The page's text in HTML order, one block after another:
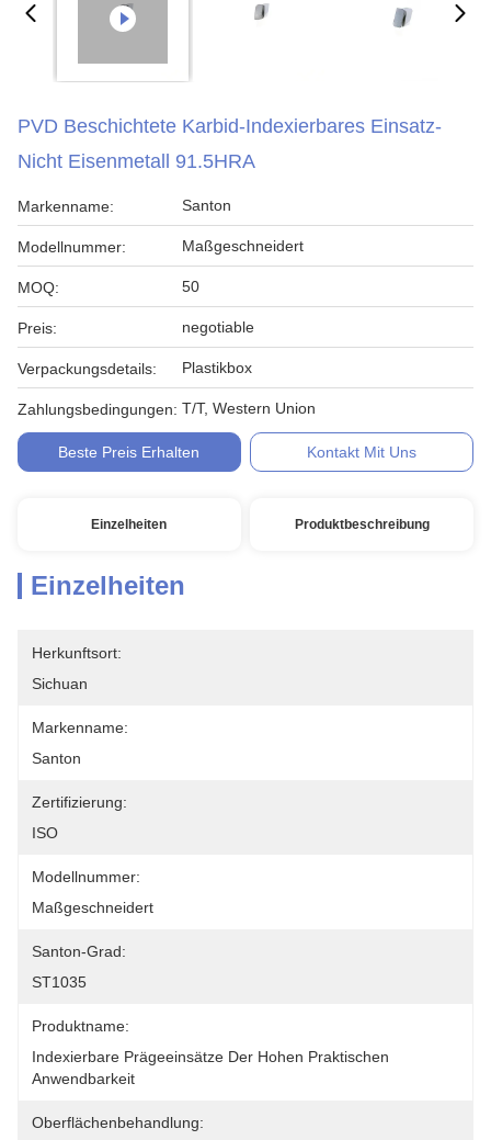
PVD Beschichtete Karbid-Indexierbares Einsatz-
Nicht Eisenmetall 91.5HRA
Markenname: Santon
Modellnummer: Maßgeschneidert
MOQ: 50
Preis: negotiable
Verpackungsdetails: Plastikbox
Zahlungsbedingungen: T/T, Western Union
Beste Preis Erhalten Kontakt Mit Uns
Einzelheiten Produktbeschreibung
Einzelheiten
Herkunftsort:
Sichuan
Markenname:
Santon
Zertifizierung:
ISO
Modellnummer:
Maßgeschneidert
Santon-Grad:
ST1035
Produktname:
Indexierbare Prägeeinsätze Der Hohen Praktischen
Anwendbarkeit
Oberflächenbehandlung: